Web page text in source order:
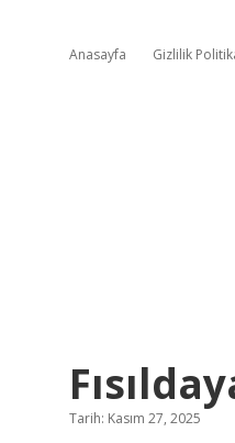
Anasayfa Gizlilik
Tarih: Kasım 27, 2025